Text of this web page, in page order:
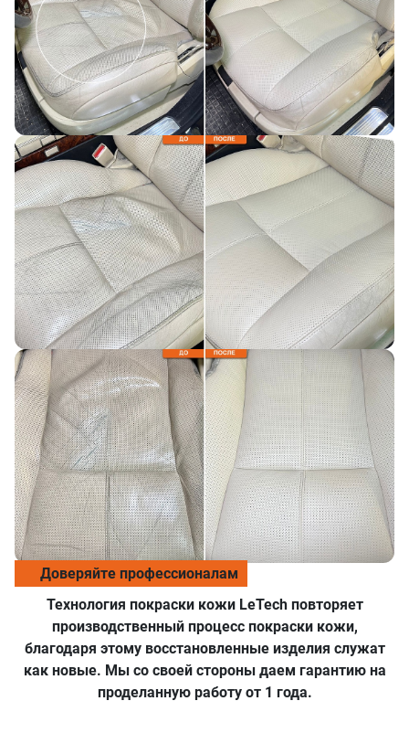
Доверяйте профессионалам
Технология покраски кожи LeTech повторяет
производственный процесс покраски кожи,
благодаря этому восстановленные изделия служат
как новые. Мы со своей стороны даем гарантию на
проделанную работу от 1 года.